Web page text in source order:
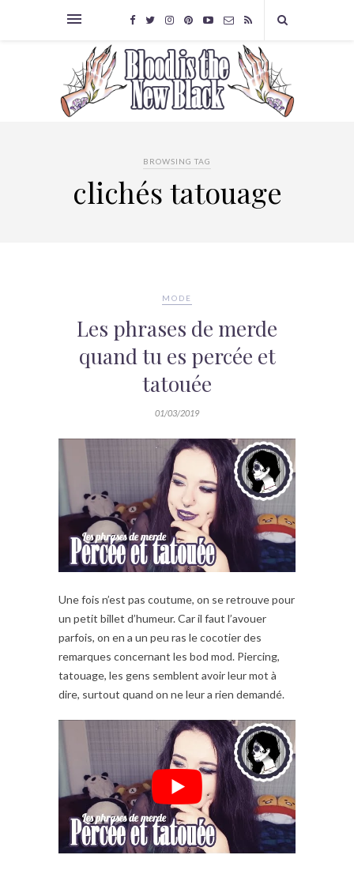
BROWSING TAG
clichés tatouage
MODE
Les phrases de merde
quand tu es percée et
tatouée
01/03/2019
Une fois n’est pas coutume, on se retrouve pour
un petit billet d’humeur. Car il faut l’avouer
parfois, on en a un peu ras le cocotier des
remarques concernant les bod mod. Piercing,
tatouage, les gens semblent avoir leur mot à
dire, surtout quand on ne leur a rien demandé.